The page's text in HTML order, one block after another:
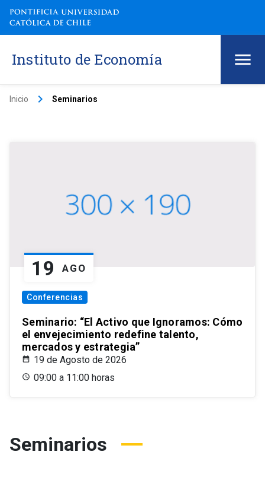
Instituto de Economía
Inicio keyboard_arrow_right Seminarios
19 AGO
Conferencias
Seminario: “El Activo que Ignoramos: Cómo
el envejecimiento redefine talento,
mercados y estrategia”
19 de Agosto de 2026
09:00 a 11:00 horas
Seminarios